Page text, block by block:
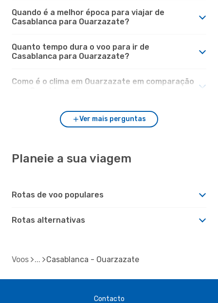
Quando é a melhor época para viajar de
Casablanca para Ouarzazate?
Quanto tempo dura o voo para ir de
Casablanca para Ouarzazate?
Como é o clima em Ouarzazate em comparação
Ver mais perguntas
Planeie a sua viagem
Rotas de voo populares
Rotas alternativas
Voos Casablanca - Ouarzazate
Contacto